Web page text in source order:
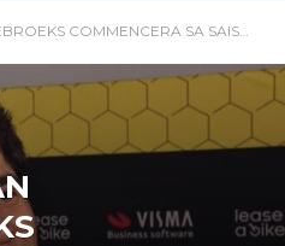
COMMENCERA SA SAISON EN ESPAGNE !